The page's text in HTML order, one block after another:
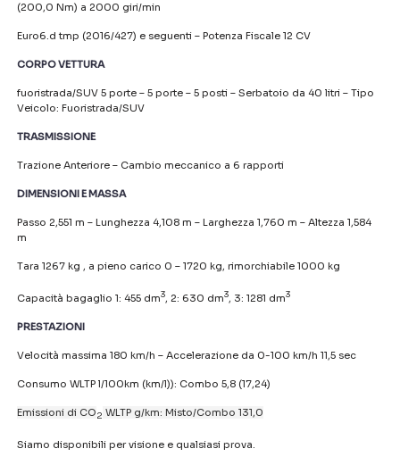
(200,0 Nm) a 2000 giri/min
Euro6.d tmp (2016/427) e seguenti – Potenza Fiscale 12 CV
CORPO VETTURA
fuoristrada/SUV 5 porte – 5 porte – 5 posti – Serbatoio da 40 litri – Tipo
Veicolo: Fuoristrada/SUV
TRASMISSIONE
Trazione Anteriore – Cambio meccanico a 6 rapporti
DIMENSIONI E MASSA
Passo 2,551 m – Lunghezza 4,108 m – Larghezza 1,760 m – Altezza 1,584
m
Tara 1267 kg , a pieno carico 0 – 1720 kg, rimorchiabile 1000 kg
Capacità bagaglio 1: 455 dm3, 2: 630 dm3, 3: 1281 dm3
PRESTAZIONI
Velocità massima 180 km/h – Accelerazione da 0-100 km/h 11,5 sec
Consumo WLTP l/100km (km/l)): Combo 5,8 (17,24)
Emissioni di CO2 WLTP g/km: Misto/Combo 131,0
Siamo disponibili per visione e qualsiasi prova.